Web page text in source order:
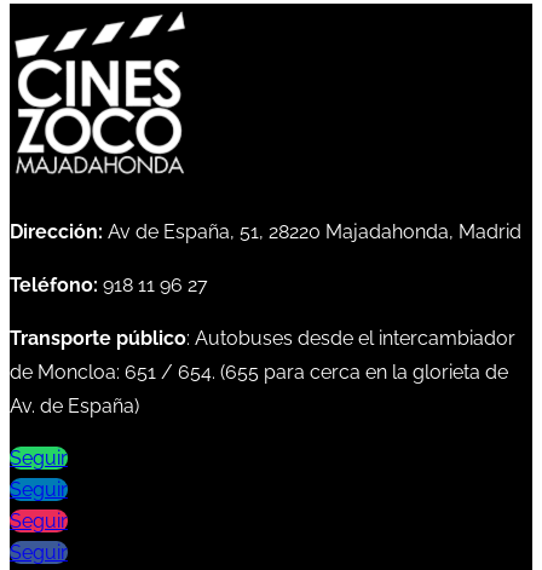
Dirección: Av de España, 51, 28220 Majadahonda, Madrid
Teléfono: 918 11 96 27
Transporte público: Autobuses desde el intercambiador
de Moncloa: 651 / 654. (655 para cerca en la glorieta de
Av. de España)
Seguir
Seguir
Seguir
Seguir